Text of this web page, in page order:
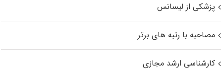
پزشکی از لیسانس
مصاحبه با رتبه های برتر
کارشناسی ارشد مجازی